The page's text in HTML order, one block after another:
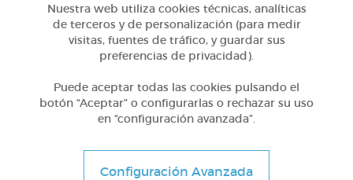
Nuestra web utiliza cookies técnicas, analíticas
de terceros y de personalización (para medir
visitas, fuentes de tráfico, y guardar sus
preferencias de privacidad).
Puede aceptar todas las cookies pulsando el
botón “Aceptar” o configurarlas o rechazar su uso
en “configuración avanzada”.
Configuración Avanzada